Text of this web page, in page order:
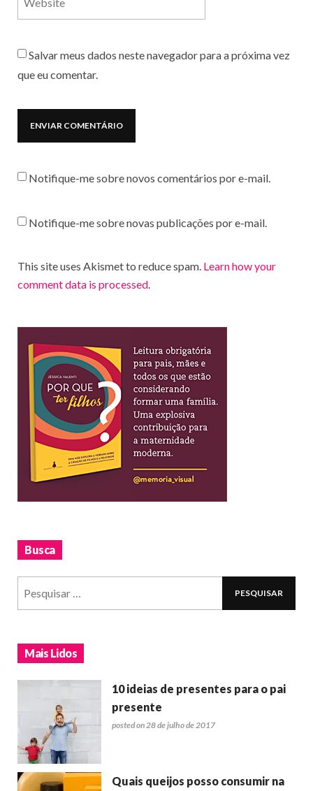
Salvar meus dados neste navegador para a próxima vez
que eu comentar.
Notifique-me sobre novos comentários por e-mail.
Notifique-me sobre novas publicações por e-mail.
This site uses Akismet to reduce spam. Learn how your
comment data is processed.
Busca
Mais Lidos
10 ideias de presentes para o pai
presente
posted on 28 de julho de 2017
Quais queijos posso consumir na